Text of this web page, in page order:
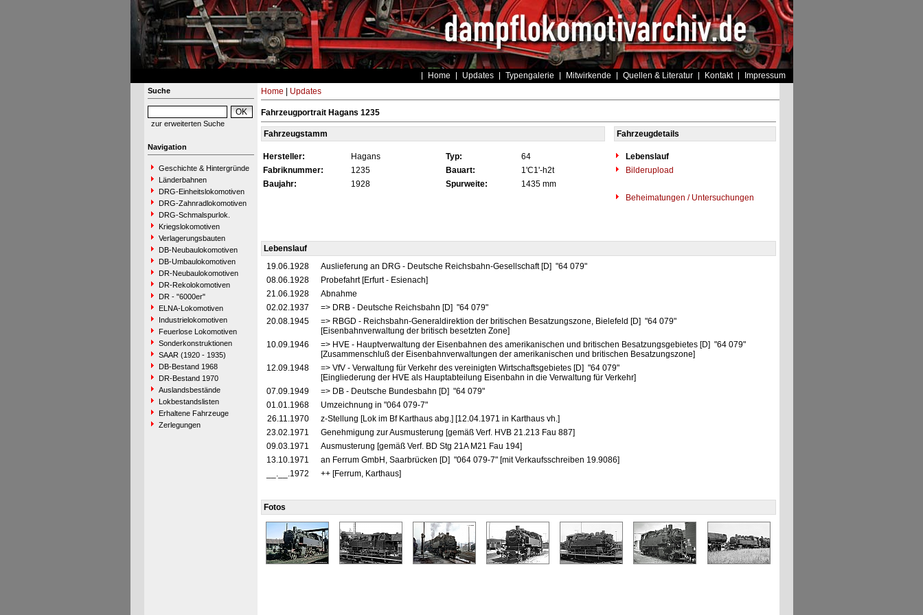
Home Updates Typengalerie Mitwirkende Quellen & Literatur Kontakt Impressum
Suche
zur erweiterten Suche
Navigation
Geschichte & Hintergründe
Länderbahnen
DRG-Einheitslokomotiven
DRG-Zahnradlokomotiven
DRG-Schmalspurlok.
Kriegslokomotiven
Verlagerungsbauten
DB-Neubaulokomotiven
DB-Umbaulokomotiven
DR-Neubaulokomotiven
DR-Rekolokomotiven
DR - "6000er"
ELNA-Lokomotiven
Industrielokomotiven
Feuerlose Lokomotiven
Sonderkonstruktionen
SAAR (1920 - 1935)
DB-Bestand 1968
DR-Bestand 1970
Auslandsbestände
Lokbestandslisten
Erhaltene Fahrzeuge
Zerlegungen
Home Updates
Fahrzeugportrait Hagans 1235
Fahrzeugstamm Fahrzeugdetails
Hersteller: Hagans Typ: 64
Lebenslauf
Fabriknummer:
1235 Bauart: 1'C1'-h2t
Bilderupload
Baujahr:
1928 Spurweite:
1435 mm
Beheimatungen / Untersuchungen
Lebenslauf
19.06.1928
Auslieferung an DRG - Deutsche Reichsbahn-Gesellschaft [D] "64 079"
08.06.1928
Probefahrt [Erfurt - Esienach]
21.06.1928
Abnahme
02.02.1937
=> DRB - Deutsche Reichsbahn [D] "64 079"
20.08.1945
=> RBGD - Reichsbahn-Generaldirektion der britischen Besatzungszone, Bielefeld [D] "64 079"
[Eisenbahnverwaltung der britisch besetzten Zone]
10.09.1946
=> HVE - Hauptverwaltung der Eisenbahnen des amerikanischen und britischen Besatzungsgebietes [D] "64 079"
[Zusammenschluß der Eisenbahnverwaltungen der amerikanischen und britischen Besatzungszone]
12.09.1948
=> VfV - Verwaltung für Verkehr des vereinigten Wirtschaftsgebietes [D] "64 079"
[Eingliederung der HVE als Hauptabteilung Eisenbahn in die Verwaltung für Verkehr]
07.09.1949
=> DB - Deutsche Bundesbahn [D] "64 079"
01.01.1968
Umzeichnung in "064 079-7"
26.11.1970
z-Stellung [Lok im Bf Karthaus abg.] [12.04.1971 in Karthaus vh.]
23.02.1971
Genehmigung zur Ausmusterung [gemäß Verf. HVB 21.213 Fau 887]
09.03.1971
Ausmusterung [gemäß Verf. BD Stg 21A M21 Fau 194]
13.10.1971
an Ferrum GmbH, Saarbrücken [D] "064 079-7" [mit Verkaufsschreiben 19.9086]
__.__.1972
++ [Ferrum, Karthaus]
Fotos